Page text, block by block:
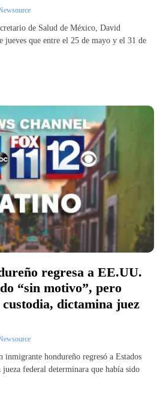
de Salud de México, David
jueves que entre el 25 de mayo y el 31 de
regresa a EE.UU.
“sin motivo”, pero
dictamina juez
hondureño regresó a Estados
jueza federal determinara que había sido